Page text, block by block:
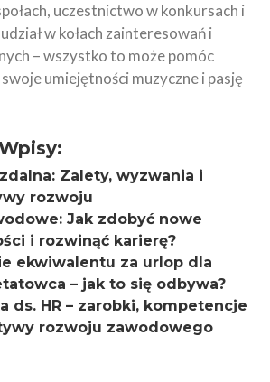
uczestnictwo w konkursach i
w kołach zainteresowań i
– wszystko to może pomóc
umiejętności muzyczne i pasję
Zalety, wyzwania i
rozwoju
Jak zdobyć nowe
i rozwinąć karierę?
ekwiwalentu za urlop dla
– jak to się odbywa?
ds. HR – zarobki, kompetencje
rozwoju zawodowego